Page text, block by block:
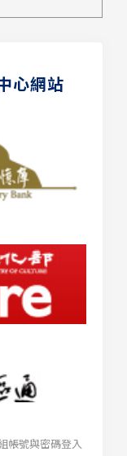
心網站
帳號與密碼登入